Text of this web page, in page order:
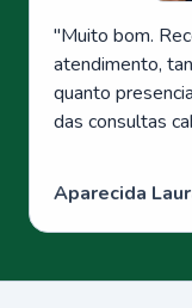
"Muito bom.
atendimento,
quanto
das consultas
Aparecida